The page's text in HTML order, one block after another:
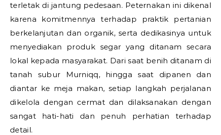
terletak di jantung pedesaan. Peternakan ini dikenal
karena komitmennya terhadap praktik pertanian
berkelanjutan dan organik, serta dedikasinya untuk
menyediakan produk segar yang ditanam secara
lokal kepada masyarakat. Dari saat benih ditanam di
tanah subur Murniqq, hingga saat dipanen dan
diantar ke meja makan, setiap langkah perjalanan
dikelola dengan cermat dan dilaksanakan dengan
sangat hati-hati dan penuh perhatian terhadap
detail.